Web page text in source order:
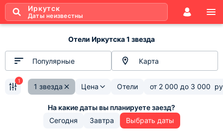
Иркутск
Даты неизвестны
Отели Иркутска 1 звезда
Популярные Карта
1 звезда Цена Отели от 2 000 до 3 000
1
Сегодня Завтра Выбрать даты